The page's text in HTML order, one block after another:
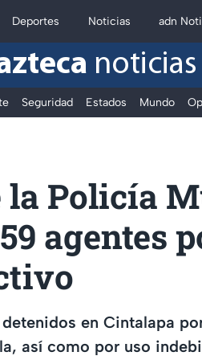
Deportes Noticias adn
noticias
Seguridad Estados Mundo
la Policía
agentes
en Cintalapa
así como por uso